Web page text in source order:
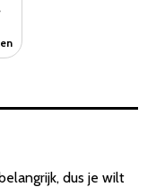
dus je wilt